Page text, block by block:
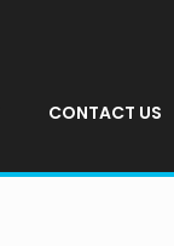
CONTACT US